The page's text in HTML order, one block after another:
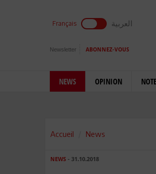
Français العربية
Newsletter ABONNEZ-VOUS
NEWS OPINION
Accueil News
NEWS - 31.10.2018